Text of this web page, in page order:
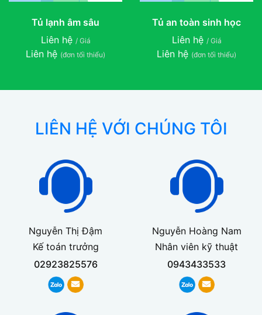
Tủ lạnh âm sâu
Liên hệ / Giá
Liên hệ (đơn tối thiểu)
Tủ an toàn sinh học
Liên hệ / Giá
Liên hệ (đơn tối thiểu)
LIÊN HỆ VỚI CHÚNG TÔI
Nguyễn Thị Đậm
Kế toán trưởng
02923825576
Nguyễn Hoàng Nam
Nhân viên kỹ thuật
0943433533